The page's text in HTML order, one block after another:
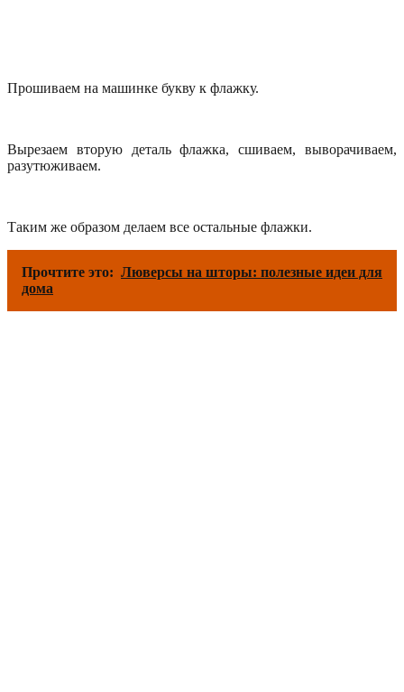
Прошиваем на машинке букву к флажку.
Вырезаем вторую деталь флажка, сшиваем, выворачиваем,
разутюживаем.
Таким же образом делаем все остальные флажки.
Прочтите это: Люверсы на шторы: полезные идеи для
дома